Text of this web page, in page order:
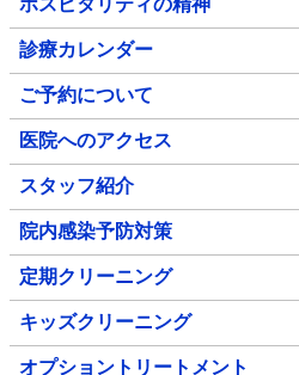
ホスピタリティの精神
診療カレンダー
ご予約について
医院へのアクセス
スタッフ紹介
院内感染予防対策
定期クリーニング
キッズクリーニング
オプショントリートメント